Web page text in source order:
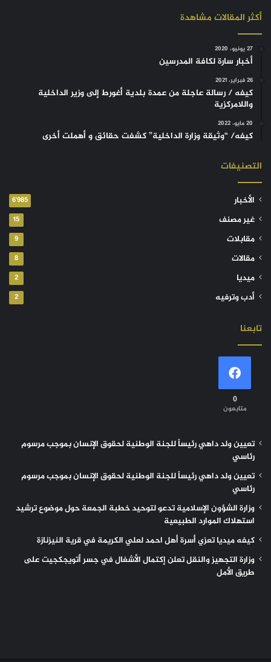
أكثر المقالات مشاهدة
27 يونيو، 2020
أخبار سارة لكافة المدرسين
26 فبراير، 2021
كيفه / رسالة عاجلة من عمدة بلدية أغورط إلى وزير الداخلية
واللامركزية
20 مايو، 2022
كيفه/ “وثيقة وزارة الداخلية” كشفت حقائق و أهملت أخرى
التصنيفات
الأخبار 6٬985
غير مصنف 15
مقابلات 9
مقالات 8
ميديا 2
أدب وترفيه 2
تابعنا
0
متابعون
تعيين ولد داهي رئيساً للجنة الوطنية لحقوق الإنسان بموجب مرسوم
رئاسي
تعيين ولد داهي رئيساً للجنة الوطنية لحقوق الإنسان بموجب مرسوم
رئاسي
وزارة الشؤون الإسلامية تدعو لتوحيد خطبة الجمعة حول موضوع ترشيد
استهلاك الموارد الطبيعية
كيفه ميديا تعزي أسرة أهل احمد لعلي الكريمة في قرية النيزنازة
وزارة التجهيز والنقل تعلن إكتمال الأشغال في جسر أتويجكجيت على
طريق الأمل